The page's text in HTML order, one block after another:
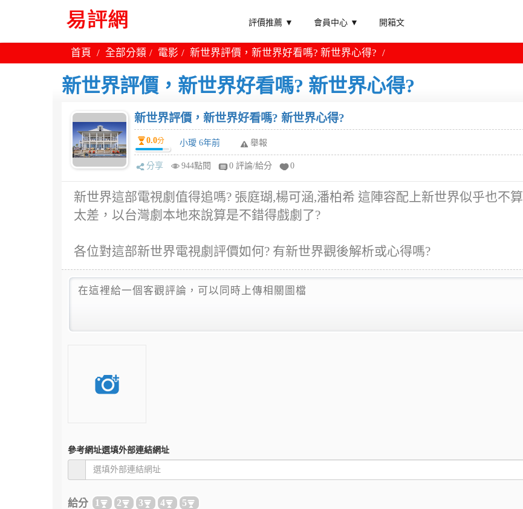
評價推薦 ▼ 會員中心 ▼ 開箱文
首頁 全部分類 電影 新世界評價，新世界好看嗎? 新世界心得?
新世界評價，新世界好看嗎? 新世界心得?
新世界評價，新世界好看嗎? 新世界心得?
0.0分 小璦 6年前 舉報
分享 944點閱 0 評論/給分 0
新世界這部電視劇值得追嗎? 張庭瑚,楊可涵,潘柏希 這陣容配上新世界似乎也不算
太差，以台灣劇本地來說算是不錯得戲劇了?
各位對這部新世界電視劇評價如何? 有新世界觀後解析或心得嗎?
參考網址選填外部連結網址
給分 1 2 3 4 5